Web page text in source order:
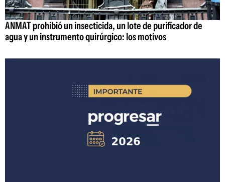
ANMAT prohibió un insecticida, un lote de purificador de
agua y un instrumento quirúrgico: los motivos